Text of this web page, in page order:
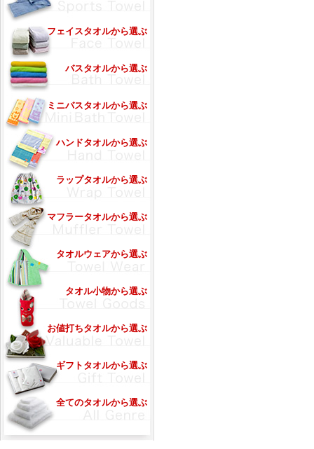
フェイスタオルから選ぶ
バスタオルから選ぶ
ミニバスタオルから選ぶ
ハンドタオルから選ぶ
ラップタオルから選ぶ
マフラータオルから選ぶ
タオルウェアから選ぶ
タオル小物から選ぶ
お値打ちタオルから選ぶ
ギフトタオルから選ぶ
全てのタオルから選ぶ